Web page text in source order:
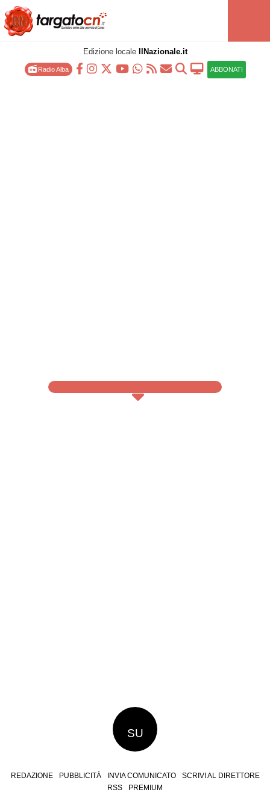
Edizione locale IlNazionale.it
Radio Alba ABBONATI
SU
REDAZIONE PUBBLICITÀ INVIA COMUNICATO
SCRIVI AL DIRETTORE
RSS
PREMIUM